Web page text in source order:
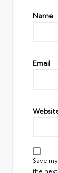
Name
Email
Save
the next